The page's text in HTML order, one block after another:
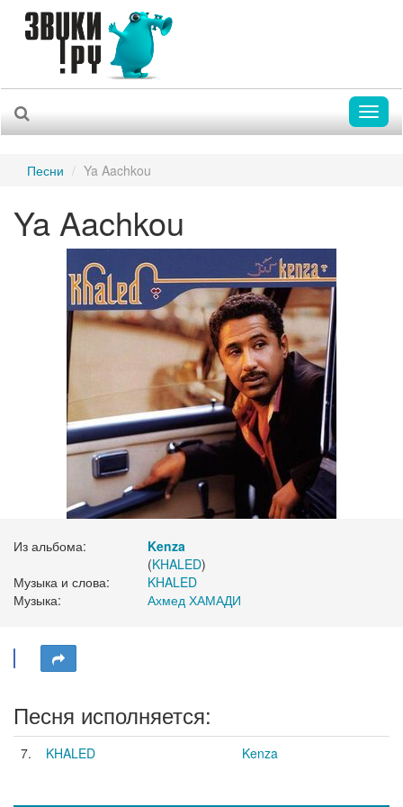
Песни Ya Aachkou
Ya Aachkou
Из альбома:
Kenza
(KHALED)
Музыка и слова:
KHALED
Музыка:
Ахмед ХАМАДИ
Песня исполняется:
7. KHALED Kenza